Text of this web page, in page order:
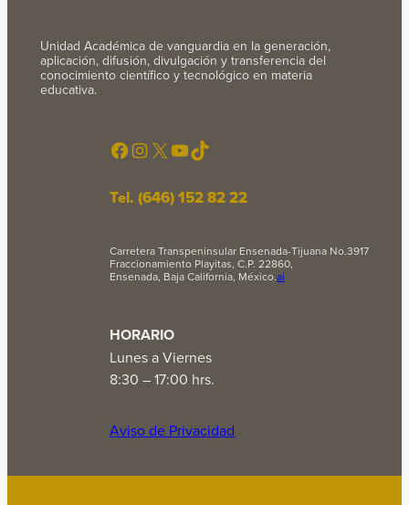
Unidad Académica de vanguardia en la generación,
aplicación, difusión, divulgación y transferencia del
conocimiento científico y tecnológico en materia
educativa.
Facebook Instagram X YouTube TikTok
Tel. (646) 152 82 22
Carretera Transpeninsular Ensenada-Tijuana No.3917
Fraccionamiento Playitas, C.P. 22860,
Ensenada, Baja California, México.ai
HORARIO
Lunes a Viernes
8:30 – 17:00 hrs.
Aviso de Privacidad